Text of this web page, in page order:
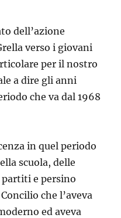
dell’azione
verso i giovani
per il nostro
a dire gli anni
che va dal 1968
in quel periodo
scuola, delle
e persino
che l’aveva
ed aveva